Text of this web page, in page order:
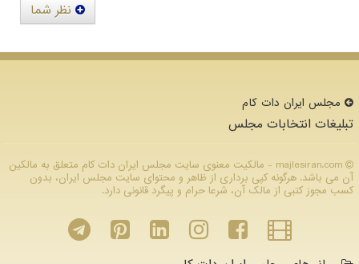
نظر شما
مجلس ایران دات كام
تبلیغات انتخابات مجلس
majlesiran.com - مالکیت معنوی سایت مجلس ایران دات كام متعلق به مالکین
آن می باشد. هرگونه کپی برداری از ظاهر و محتوای سایت مجلس ایران، بدون
کسب مجوز کتبی از مالک آن، شرعا حرام و پیگرد قانونی دارد.